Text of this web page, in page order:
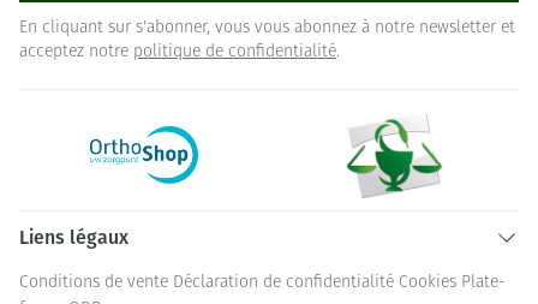
En cliquant sur s'abonner, vous vous abonnez à notre newsletter et
acceptez notre politique de confidentialité.
Liens légaux
Conditions de vente Déclaration de confidentialité Cookies Plate-